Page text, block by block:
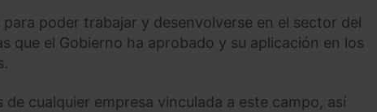
poder trabajar y desenvolverse en el sector del
que el Gobierno ha aprobado y su aplicación en los
cualquier empresa vinculada a este campo, así